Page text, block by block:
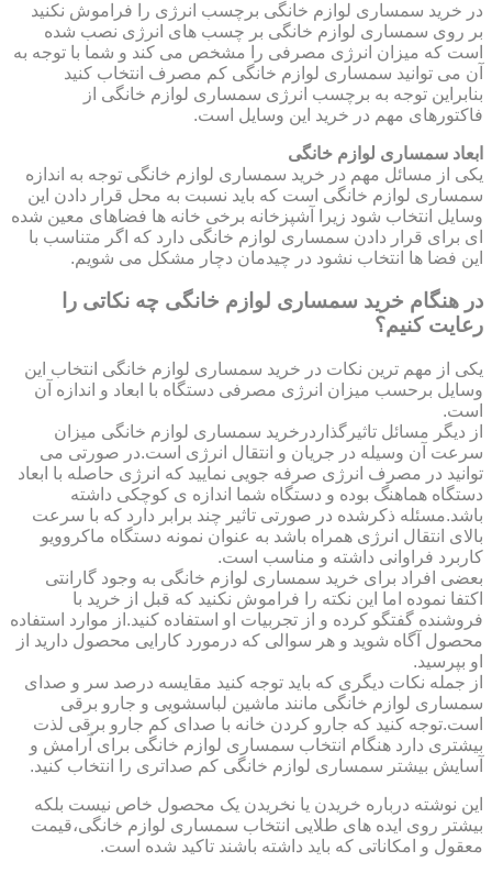
در خرید سمساری لوازم خانگی برچسب انرژی را فراموش نکنید
بر روی سمساری لوازم خانگی بر چسب های انرژی نصب شده
است که میزان انرژی مصرفی را مشخص می کند و شما با توجه به
آن می توانید سمساری لوازم خانگی کم مصرف انتخاب کنید
بنابراین توجه به برچسب انرژی سمساری لوازم خانگی از
فاکتورهای مهم در خرید این وسایل است.
ابعاد سمساری لوازم خانگی
یکی از مسائل مهم در خرید سمساری لوازم خانگی توجه به اندازه
سمساری لوازم خانگی است که باید نسبت به محل قرار دادن این
وسایل انتخاب شود زیرا آشپزخانه برخی خانه ها فضاهای معین شده
ای برای قرار دادن سمساری لوازم خانگی دارد که اگر متناسب با
این فضا ها انتخاب نشود در چیدمان دچار مشکل می شویم.
در هنگام خرید سمساری لوازم خانگی چه نکاتی را
رعایت کنیم؟
یکی از مهم ترین نکات در خرید سمساری لوازم خانگی انتخاب این
وسایل برحسب میزان انرژی مصرفی دستگاه با ابعاد و اندازه آن
است.
از دیگر مسائل تاثیرگذاردرخرید سمساری لوازم خانگی میزان
سرعت آن وسیله در جریان و انتقال انرژی است.در صورتی می
توانید در مصرف انرژی صرفه جویی نمایید که انرژی حاصله با ابعاد
دستگاه هماهنگ بوده و دستگاه شما اندازه ی کوچکی داشته
باشد.مسئله ذکرشده در صورتی تاثیر چند برابر دارد که با سرعت
بالای انتقال انرژی همراه باشد به عنوان نمونه دستگاه ماکروویو
کاربرد فراوانی داشته و مناسب است.
بعضی افراد برای خرید سمساری لوازم خانگی به وجود گارانتی
اکتفا نموده اما این نکته را فراموش نکنید که قبل از خرید با
فروشنده گفتگو کرده و از تجربیات او استفاده کنید.از موارد استفاده
محصول آگاه شوید و هر سوالی که درمورد کارایی محصول دارید از
او بپرسید.
از جمله نکات دیگری که باید توجه کنید مقایسه درصد سر و صدای
سمساری لوازم خانگی مانند ماشین لباسشویی و جارو برقی
است.توجه کنید که جارو کردن خانه با صدای کم جارو برقی لذت
بیشتری دارد هنگام انتخاب سمساری لوازم خانگی برای آرامش و
آسایش بیشتر سمساری لوازم خانگی کم صداتری را انتخاب کنید.
این نوشته درباره خریدن یا نخریدن یک محصول خاص نیست بلکه
بیشتر روی ایده های طلایی انتخاب سمساری لوازم خانگی،قیمت
معقول و امکاناتی که باید داشته باشند تاکید شده است.